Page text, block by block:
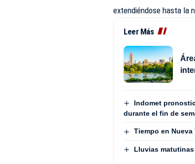
extendiéndose hasta la
Leer Más
Indomet
durante el fin de
Tiempo en
Lluvias